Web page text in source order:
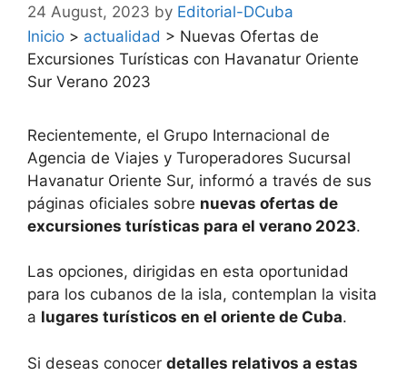
24 August, 2023 by Editorial-DCuba
Inicio > actualidad > Nuevas Ofertas de
Excursiones Turísticas con Havanatur Oriente
Sur Verano 2023
Recientemente, el Grupo Internacional de
Agencia de Viajes y Turoperadores Sucursal
Havanatur Oriente Sur, informó a través de sus
páginas oficiales sobre nuevas ofertas de
excursiones turísticas para el verano 2023.
Las opciones, dirigidas en esta oportunidad
para los cubanos de la isla, contemplan la visita
a lugares turísticos en el oriente de Cuba.
Si deseas conocer detalles relativos a estas